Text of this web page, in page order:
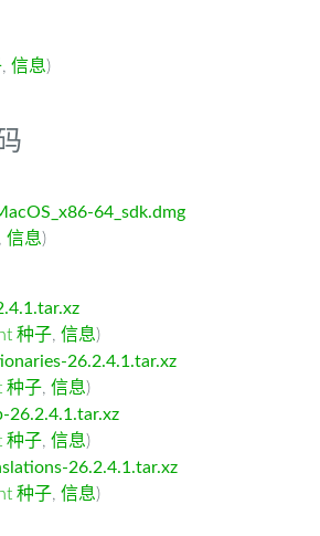
, 信息)
64_sdk.dmg
信息)
种子, 信息)
26.2.4.1.tar.xz
种子, 信息)
26.2.4.1.tar.xz
种子, 信息)
26.2.4.1.tar.xz
种子, 信息)